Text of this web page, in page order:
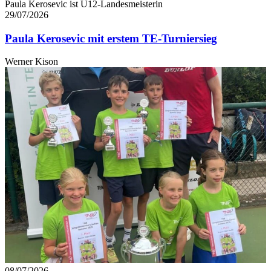
Paula Kerosevic ist U12-Landesmeisterin
29/07/2026
Paula Kerosevic mit erstem TE-Turniersieg
Werner Kison